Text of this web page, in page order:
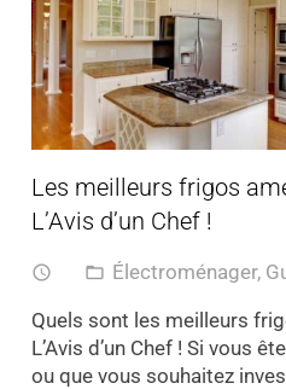
Les meilleurs frigos
L’Avis d’un Chef !
access_time folder_open Électroménager,
Quels sont les meilleurs
L’Avis d’un Chef ! Si vous
ou que vous souhaitez